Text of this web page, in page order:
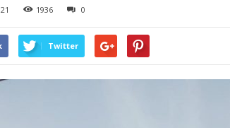
1936 0
Twitter